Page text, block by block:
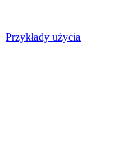
Przykłady użycia